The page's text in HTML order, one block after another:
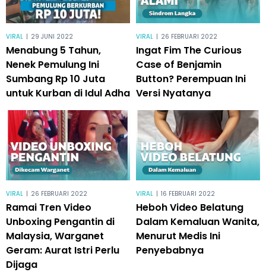
VIRAL | 29 JUNI 2022
Menabung 5 Tahun,
Nenek Pemulung Ini
Sumbang Rp 10 Juta
untuk Kurban di Idul Adha
VIRAL | 26 FEBRUARI 2022
Ingat Fim The Curious
Case of Benjamin
Button? Perempuan Ini
Versi Nyatanya
VIRAL | 26 FEBRUARI 2022
Ramai Tren Video
Unboxing Pengantin di
Malaysia, Warganet
Geram: Aurat Istri Perlu
Dijaga
VIRAL | 16 FEBRUARI 2022
Heboh Video Belatung
Dalam Kemaluan Wanita,
Menurut Medis Ini
Penyebabnya